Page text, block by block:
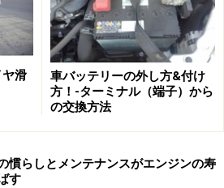
したイメージを払しょくするよう
採用したドライブシャフトブーツ
。それが溶着という接合方法で
、接合部を溶かすことでより強固
今回、撮影に使ったPITWORK（日
布し、発熱シートを使って接合部
るタイプとなります。
滑
車バッテリーの外し方&付け
方！-ターミナル（端子）から
の交換方法
慣らしとメンテナンスがエンジンの寿
す